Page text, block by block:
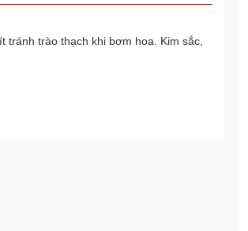
trào thạch khi bơm hoa. Kim sắc,